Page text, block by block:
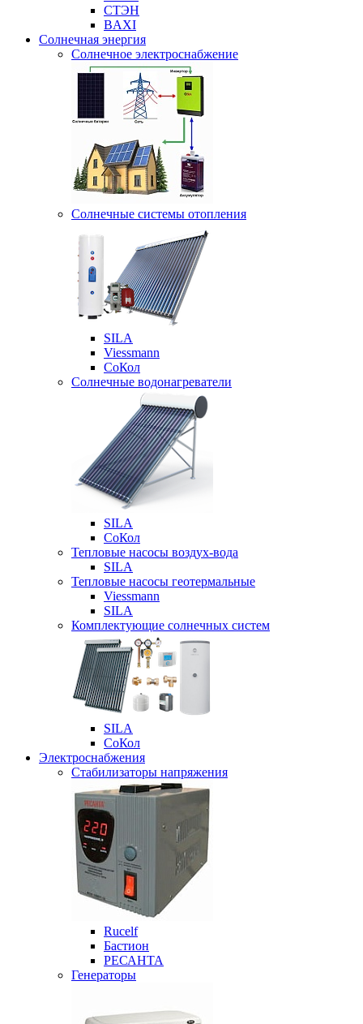
СТЭН
BAXI
Солнечная энергия
Солнечное электроснабжение
Солнечные системы отопления
SILA
Viessmann
СоКол
Солнечные водонагреватели
SILA
СоКол
Тепловые насосы воздух-вода
SILA
Тепловые насосы геотермальные
Viessmann
SILA
Комплектующие солнечных систем
SILA
СоКол
Электроснабжения
Стабилизаторы напряжения
Rucelf
Бастион
РЕСАНТА
Генераторы